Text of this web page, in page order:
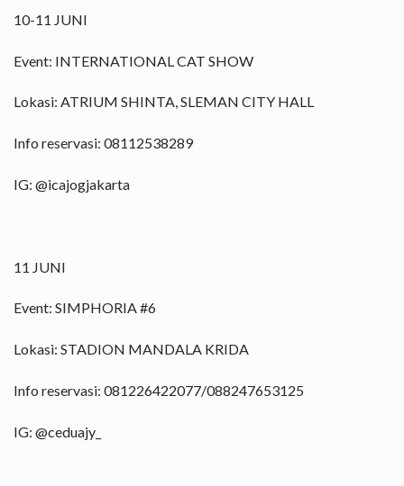
10-11 JUNI
Event: INTERNATIONAL CAT SHOW
Lokasi: ATRIUM SHINTA, SLEMAN CITY HALL
Info reservasi: 08112538289
IG: @icajogjakarta
11 JUNI
Event: SIMPHORIA #6
Lokasi: STADION MANDALA KRIDA
Info reservasi: 081226422077/088247653125
IG: @ceduajy_